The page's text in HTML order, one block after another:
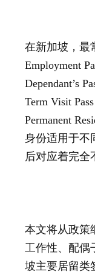
在新加坡，最
Employment
Dependant’s
Term Visit
Permanent
身份适用于不
后对应着完全
本文将从政策
工作性、配偶
坡主要居留类